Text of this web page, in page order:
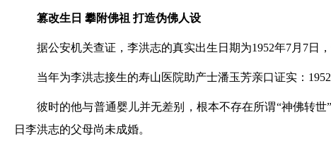
篡改生日 攀附佛祖 打造伪佛人设
据公安机关查证，李洪志的真实出生日期为1952年7月7日
当年为李洪志接生的寿山医院助产士潘玉芳亲口证实：
彼时的他与普通婴儿并无差别，根本不存在所谓“神佛转
日李洪志的父母尚未成婚。